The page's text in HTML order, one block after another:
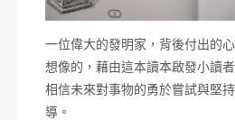
一位偉大的發明家，背後付出的
想像的，藉由這本讀本啟發小讀
相信未來對事物的勇於嘗試與堅
導。